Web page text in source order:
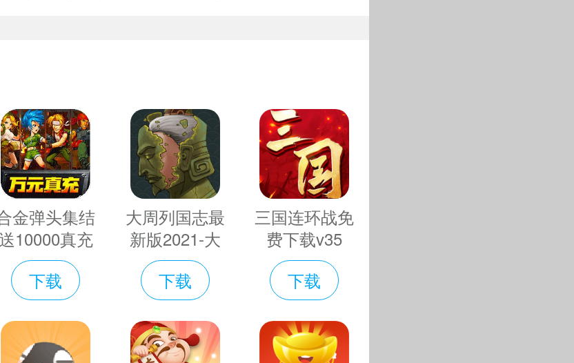
人，不断地提升自己的武器技能，玩法丰富，
载！
双管猎枪、地雷、乌兹冲锋枪、手榴弹、凝固
等现代武器，对战的地点天马行空，有古堡、
等。玩家进入游戏后就可以对敌对的虫子进
的方式就是区分游戏中的红蓝两色阵营。选择
虫子的身上扔去。这种抛物线对战方式让人想
v1.039.07
英文版正版
金弹头集结
10000真充
版-合金弹头
集结送万元真
充卡版免费下
载v1.1.0
下载
大周列国志最
新版2021-大
周列国志手机
游戏免费下载
v1.0
下载
三国连环战免
费下载v35
下载